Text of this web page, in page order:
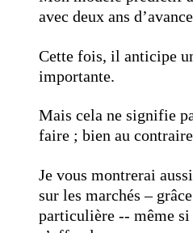
avec deux ans
Cette fois, il anticipe
importante.
Mais cela ne signifie
faire ; bien au
Je vous montrerai
sur les marchés –
particulière -- même